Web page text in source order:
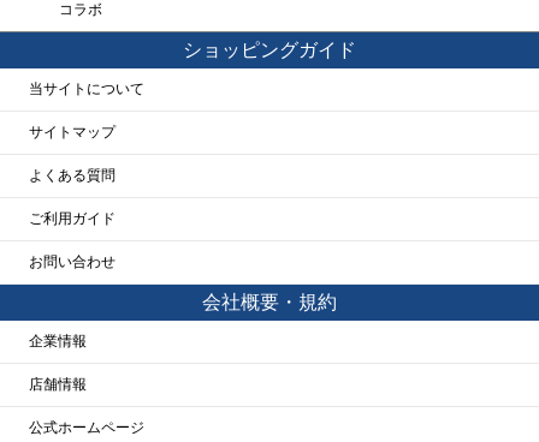
コラボ
ショッピングガイド
当サイトについて
サイトマップ
よくある質問
ご利用ガイド
お問い合わせ
会社概要・規約
企業情報
店舗情報
公式ホームページ